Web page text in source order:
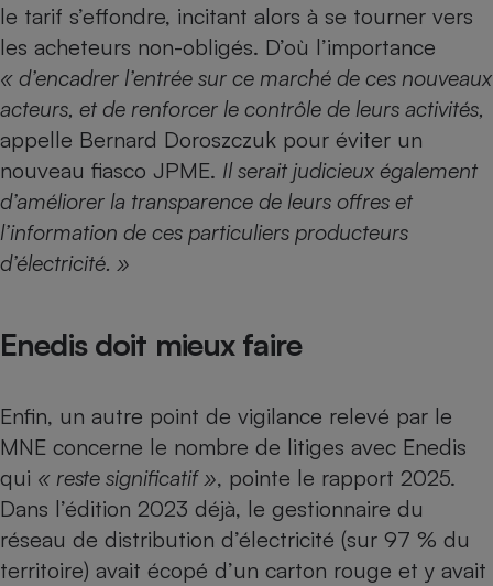
le tarif s’effondre, incitant alors à se tourner vers
les acheteurs non-obligés. D’où l’importance
« d’encadrer l’entrée sur ce marché de ces nouveaux
acteurs, et de renforcer le contrôle de leurs activités,
appelle Bernard Doroszczuk pour éviter un
nouveau fiasco JPME. Il serait judicieux également
d’améliorer la transparence de leurs offres et
l’information de ces particuliers producteurs
d’électricité. »
Enedis doit mieux faire
Enfin, un autre point de vigilance relevé par le
MNE concerne le nombre de litiges avec Enedis
qui « reste significatif », pointe le rapport 2025.
Dans l’édition 2023 déjà, le gestionnaire du
réseau de distribution d’électricité (sur 97 % du
territoire) avait écopé d’un carton rouge et y avait